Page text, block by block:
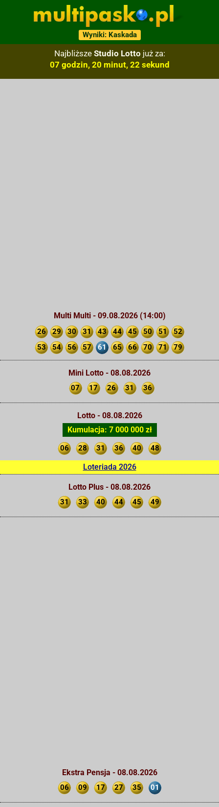
Wyniki: Kaskada
Najbliższe Studio Lotto już za:
07 godzin, 20 minut, 21 sekund
Multi Multi - 09.08.2026 (14:00)
26 29 30 31 43 44 45 50 51
52
53
54 56 57 61 65 66 70 71 79
Mini Lotto - 08.08.2026
07 17 26 31 36
Lotto - 08.08.2026
Kumulacja: 7 000 000 zł
06 28 31 36 40 48
Loteriada 2026
Lotto Plus - 08.08.2026
31 33 40 44 45 49
Ekstra Pensja - 08.08.2026
06 09 17 27 35 01